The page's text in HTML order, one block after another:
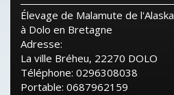
Élevage de Malamute de l'Alaska
à Dolo en Bretagne
Adresse:
La ville Bréheu, 22270 DOLO
Téléphone: 0296308038
Portable: 0687962159